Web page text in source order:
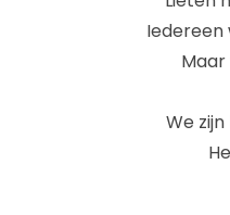
Iedereen
We